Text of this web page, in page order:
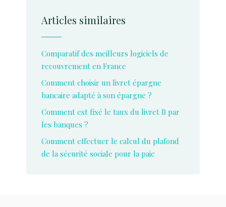
Articles similaires
Comparatif des meilleurs logiciels de
recouvrement en France
Comment choisir un livret épargne
bancaire adapté à son épargne ?
Comment est fixé le taux du livret B par
les banques ?
Comment effectuer le calcul du plafond
de la sécurité sociale pour la paie